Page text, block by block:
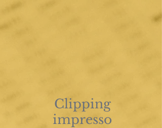
Clipping
impresso